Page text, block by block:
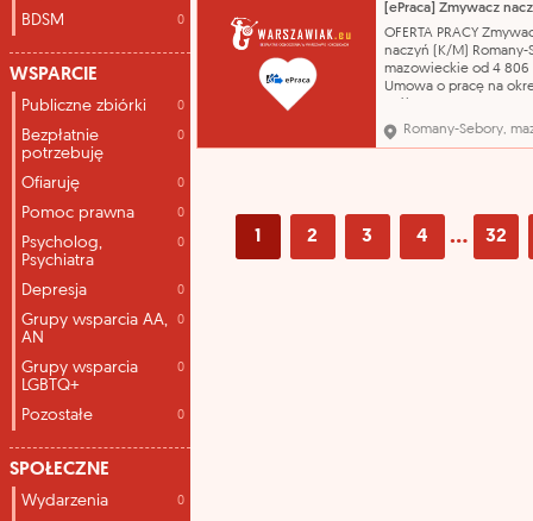
BDSM 0
WSPARCIE
Publiczne zbiórki 0
Bezpłatnie
potrzebuję
0
Ofiaruję 0
Pomoc prawna 0
Psycholog,
Psychiatra
0
Depresja 0
Grupy wsparcia AA,
AN
0
Grupy wsparcia
LGBTQ+
0
Pozostałe 0
SPOŁECZNE
Wydarzenia 0
szeroki pakiet socjalny
ubezpieczenie
opieka medyczna,
sportowe, - roz
OFERTA PRACY
naczyń (K/M) Romany-
mazowieckie od 4 806
Umowa o pracę na
naczyń wykształcenie -
podstawowe zawód -
Powiatowy Urząd
Przasnyszu
Romany-Sebory,
1 2 3 4 ... 32